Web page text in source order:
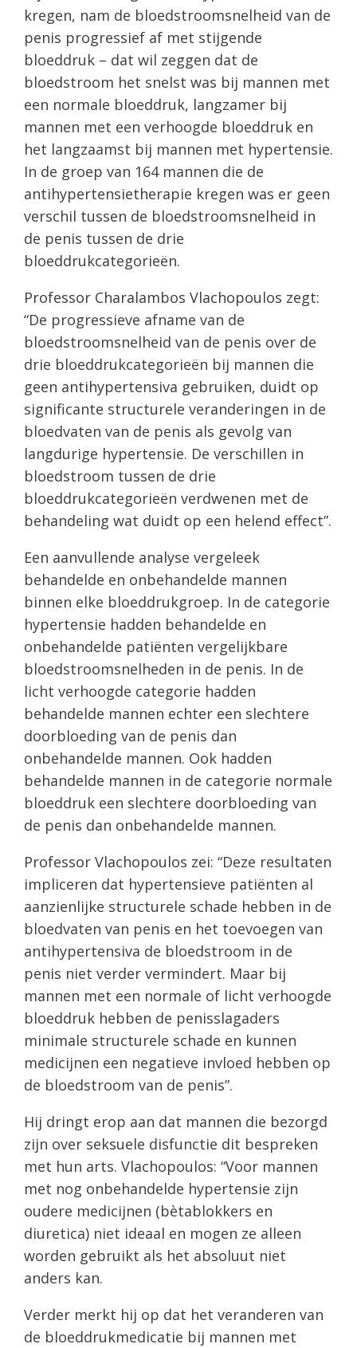
kregen, nam de bloedstroomsnelheid van de
penis progressief af met stijgende
bloeddruk – dat wil zeggen dat de
bloedstroom het snelst was bij mannen met
een normale bloeddruk, langzamer bij
mannen met een verhoogde bloeddruk en
het langzaamst bij mannen met hypertensie.
In de groep van 164 mannen die de
antihypertensietherapie kregen was er geen
verschil tussen de bloedstroomsnelheid in
de penis tussen de drie
bloeddrukcategorieën.
Professor Charalambos Vlachopoulos zegt:
“De progressieve afname van de
bloedstroomsnelheid van de penis over de
drie bloeddrukcategorieën bij mannen die
geen antihypertensiva gebruiken, duidt op
significante structurele veranderingen in de
bloedvaten van de penis als gevolg van
langdurige hypertensie. De verschillen in
bloedstroom tussen de drie
bloeddrukcategorieën verdwenen met de
behandeling wat duidt op een helend effect”.
Een aanvullende analyse vergeleek
behandelde en onbehandelde mannen
binnen elke bloeddrukgroep. In de categorie
hypertensie hadden behandelde en
onbehandelde patiënten vergelijkbare
bloedstroomsnelheden in de penis. In de
licht verhoogde categorie hadden
behandelde mannen echter een slechtere
doorbloeding van de penis dan
onbehandelde mannen. Ook hadden
behandelde mannen in de categorie normale
bloeddruk een slechtere doorbloeding van
de penis dan onbehandelde mannen.
Professor Vlachopoulos zei: “Deze resultaten
impliceren dat hypertensieve patiënten al
aanzienlijke structurele schade hebben in de
bloedvaten van penis en het toevoegen van
antihypertensiva de bloedstroom in de
penis niet verder vermindert. Maar bij
mannen met een normale of licht verhoogde
bloeddruk hebben de penisslagaders
minimale structurele schade en kunnen
medicijnen een negatieve invloed hebben op
de bloedstroom van de penis”.
Hij dringt erop aan dat mannen die bezorgd
zijn over seksuele disfunctie dit bespreken
met hun arts. Vlachopoulos: “Voor mannen
met nog onbehandelde hypertensie zijn
oudere medicijnen (bètablokkers en
diuretica) niet ideaal en mogen ze alleen
worden gebruikt als het absoluut niet
anders kan.
Verder merkt hij op dat het veranderen van
de bloeddrukmedicatie bij mannen met